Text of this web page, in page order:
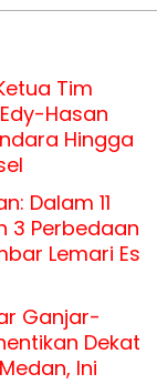
Tim
Hasan
Hingga
Dalam 11
3 Perbedaan
Lemari Es
Ganjar-
Dekat
Ini